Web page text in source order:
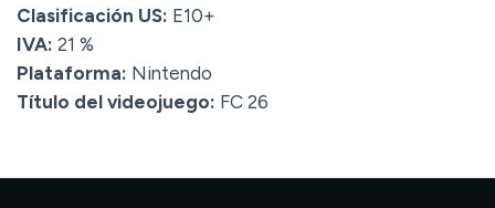
Clasificación US: E10+
IVA: 21 %
Plataforma: Nintendo
Título del videojuego: FC 26